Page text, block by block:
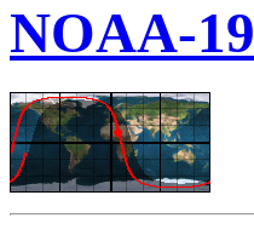
NOAA-19